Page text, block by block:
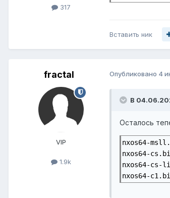
317
Вставить ник
fractal
VIP
1.9k
Опубликовано 4
В
Осталось
nxos64-
nxos64-
nxos64-cs-
nxos64-